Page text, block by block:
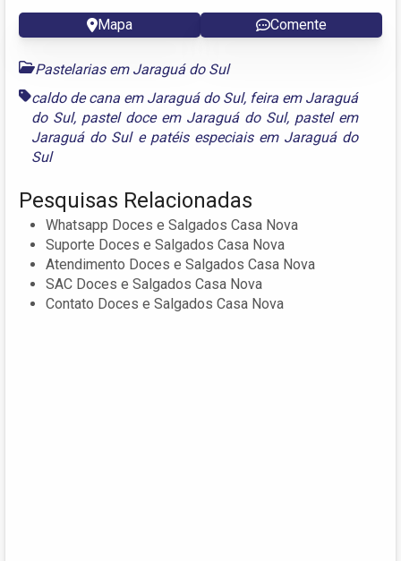
Mapa Comente
Pastelarias em Jaraguá do Sul
caldo de cana em Jaraguá do Sul, feira em Jaraguá
do Sul, pastel doce em Jaraguá do Sul, pastel em
Jaraguá do Sule patéis especiais em Jaraguá do
Sul
Pesquisas Relacionadas
Whatsapp Doces e Salgados Casa Nova
Suporte Doces e Salgados Casa Nova
Atendimento Doces e Salgados Casa Nova
SAC Doces e Salgados Casa Nova
Contato Doces e Salgados Casa Nova